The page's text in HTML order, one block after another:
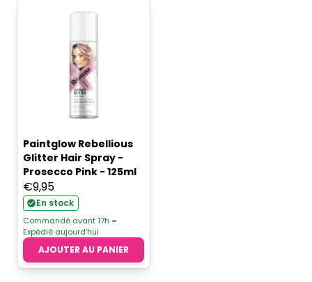
Paintglow Rebellious
Glitter Hair Spray -
Prosecco Pink - 125ml
€9,95
En stock
Commandé avant 17h =
Expédié aujourd'hui
AJOUTER AU PANIER